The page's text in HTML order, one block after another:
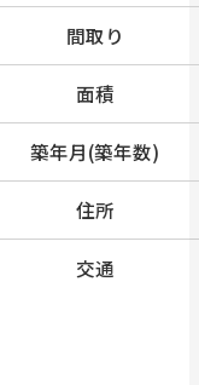
間取り
面積
築年月(築年数)
住所
交通